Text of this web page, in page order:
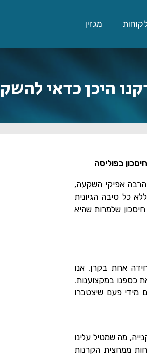
מגזין
היכן כדאי
'הירשוביץ 360' מעלה כי דווקא חיסכון בפוליסה
הרבה אפיקי השקעה,
כל סיבה הגיונית
שלמרות שהיא
אחת בקרן, אנו
כספנו במקצוענות.
מידי פעם שיצטברו
מה שמטיל עלינו
ממחצית הקרנות